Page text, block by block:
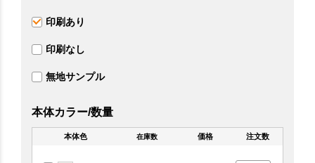
印刷あり
印刷なし
無地サンプル
本体カラー/数量
本体色 在庫数 価格 注文数